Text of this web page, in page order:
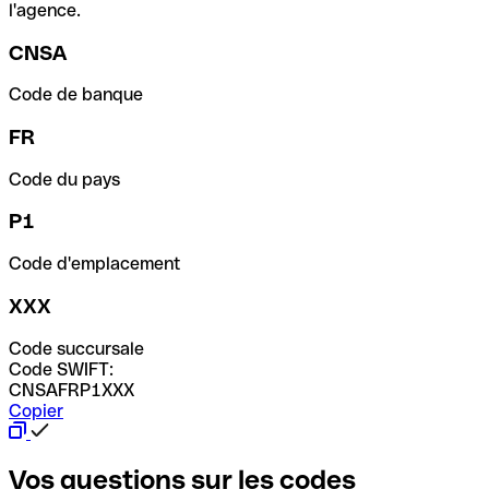
l'agence.
CNSA
Code de banque
FR
Code du pays
P1
Code d'emplacement
XXX
Code succursale
Code SWIFT:
CNSAFRP1XXX
Copier
Vos questions sur les codes